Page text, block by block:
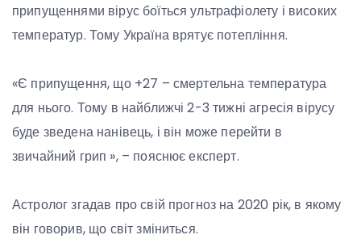
припущеннями вірус боїться ультрафіолету і високих
температур. Тому Україна врятує потепління.
«Є припущення, що +27 – смертельна температура
для нього. Тому в найближчі 2-3 тижні агресія вірусу
буде зведена нанівець, і він може перейти в
звичайний грип », – пояснює експерт.
Астролог згадав про свій прогноз на 2020 рік, в якому
він говорив, що світ зміниться.